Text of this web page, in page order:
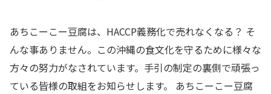
あちこーこー豆腐は、HACCP義務化で売れなくなる？ そ
んな事ありません。この沖縄の食文化を守るために様々な
方々の努力がなされています。手引の制定の裏側で頑張っ
ている皆様の取組をお知らせします。 あちこーこー豆腐